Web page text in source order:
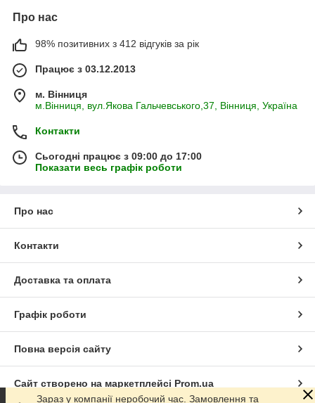
Про нас
98% позитивних з 412 відгуків за рік
Працює з 03.12.2013
м. Вінниця
м.Вінниця, вул.Якова Гальчевського,37, Вінниця, Україна
Контакти
Сьогодні працює з 09:00 до 17:00
Показати весь графік роботи
Про нас
Контакти
Доставка та оплата
Графік роботи
Повна версія сайту
Сайт створено на маркетплейсі Prom.ua
Зараз у компанії неробочий час. Замовлення та